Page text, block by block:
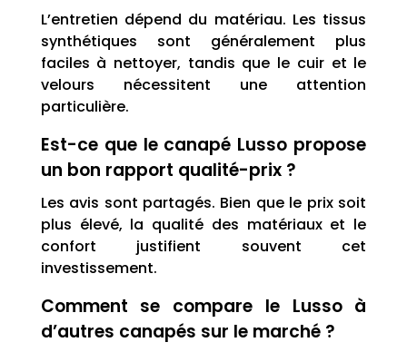
L’entretien dépend du matériau. Les tissus
synthétiques sont généralement plus
faciles à nettoyer, tandis que le cuir et le
velours nécessitent une attention
particulière.
Est-ce que le canapé Lusso propose
un bon rapport qualité-prix ?
Les avis sont partagés. Bien que le prix soit
plus élevé, la qualité des matériaux et le
confort justifient souvent cet
investissement.
Comment se compare le Lusso à
d’autres canapés sur le marché ?